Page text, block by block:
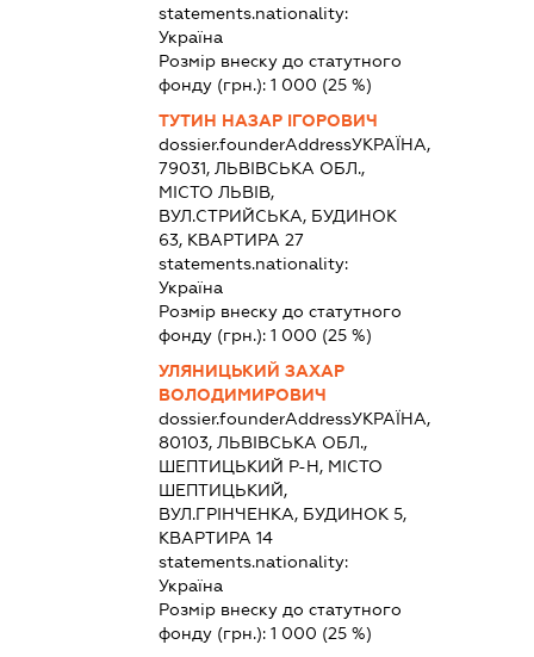
statements.nationality:
Україна
Розмір внеску до статутного
фонду (грн.): 1 000 (25 %)
ТУТИН НАЗАР ІГОРОВИЧ
dossier.founderAddressУКРАЇНА,
79031, ЛЬВІВСЬКА ОБЛ.,
МІСТО ЛЬВІВ,
ВУЛ.СТРИЙСЬКА, БУДИНОК
63, КВАРТИРА 27
statements.nationality:
Україна
Розмір внеску до статутного
фонду (грн.): 1 000 (25 %)
УЛЯНИЦЬКИЙ ЗАХАР
ВОЛОДИМИРОВИЧ
dossier.founderAddressУКРАЇНА,
80103, ЛЬВІВСЬКА ОБЛ.,
ШЕПТИЦЬКИЙ Р-Н, МІСТО
ШЕПТИЦЬКИЙ,
ВУЛ.ГРІНЧЕНКА, БУДИНОК 5,
КВАРТИРА 14
statements.nationality:
Україна
Розмір внеску до статутного
фонду (грн.): 1 000 (25 %)